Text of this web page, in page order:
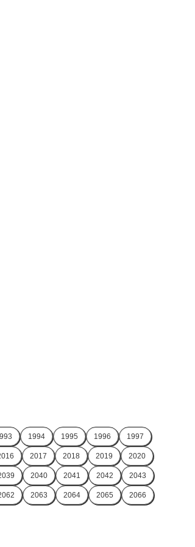
1994 1995 1996 1997
2017 2018 2019 2020
2040 2041 2042 2043
2063 2064 2065 2066